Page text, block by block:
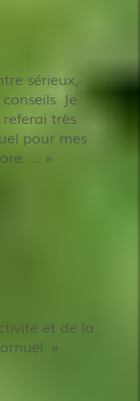
sérieux,
Je
très
pour mes
...
et de la